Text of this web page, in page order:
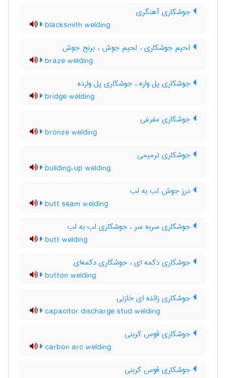
جوشکاری آهنگری
blacksmith welding
لحیم جوشکاری ، لحیم جوش ، برنج جوش
braze welding
جوشکاری پل واره ، جوشکاری پل وارده
bridge welding
جوشکاری مفرغی
bronze welding
جوشکاری ترمیمی
building-up welding
درز جوش لب به لب
butt seam welding
جوشکاری سربه سر ، جوشکاری لب به لب
butt welding
جوشکاری دکمه ای ، جوشکاری دکمه‌ای
button welding
جوشکاری زائده ای خازنی
capacitor discharge stud welding
جوشکاری قوس کربنی
carbon arc welding
جوشکاری قوس کربنی